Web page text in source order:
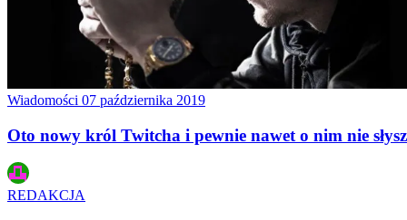
Wiadomości 07 października 2019
Oto nowy król Twitcha i pewnie nawet o nim nie
REDAKCJA